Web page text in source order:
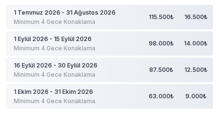
1 Temmuz 2026 - 31 Ağustos 2026
Minimum 4 Gece Konaklama
115.500₺ 16.500₺
1 Eylül 2026 - 15 Eylül 2026
Minimum 4 Gece Konaklama
98.000₺ 14.000₺
16 Eylül 2026 - 30 Eylül 2026
Minimum 4 Gece Konaklama
87.500₺ 12.500₺
1 Ekim 2026 - 31 Ekim 2026
Minimum 4 Gece Konaklama
63.000₺ 9.000₺